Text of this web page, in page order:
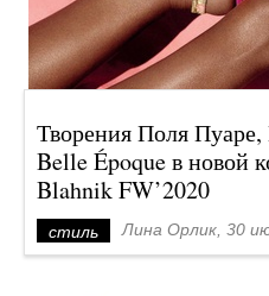
Творения Поля
Belle Époque в новой
Blahnik FW’2020
стиль Лина Орлик, 30